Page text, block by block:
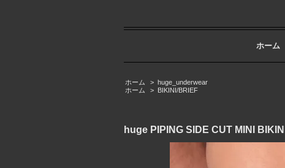
ホーム
ホーム > huge_underwear
ホーム
> BIKINI/BRIEF
huge PIPING SIDE CUT MINI